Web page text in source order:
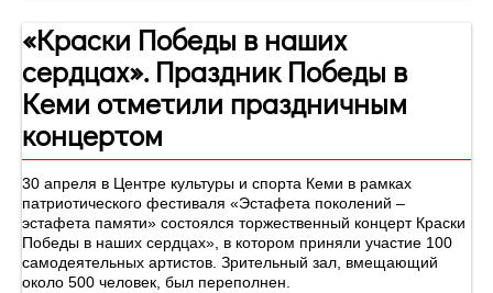
«Краски Победы в наших
сердцах». Праздник Победы в
Кеми отметили праздничным
концертом
30 апреля в Центре культуры и спорта Кеми в рамках
патриотического фестиваля «Эстафета поколений –
эстафета памяти» состоялся торжественный концерт Краски
Победы в наших сердцах», в котором приняли участие 100
самодеятельных артистов. Зрительный зал, вмещающий
около 500 человек, был переполнен.